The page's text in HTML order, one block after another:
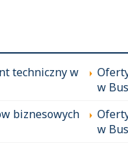
techniczny w
w
biznesowych
w